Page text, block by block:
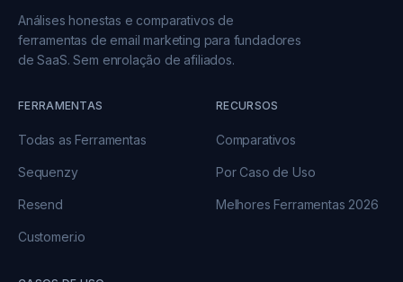
Análises honestas e comparativos de
ferramentas de email marketing para fundadores
de SaaS. Sem enrolação de afiliados.
FERRAMENTAS
Todas as Ferramentas
Sequenzy
Resend
Customer.io
RECURSOS
Comparativos
Por Caso de Uso
Melhores Ferramentas 2026